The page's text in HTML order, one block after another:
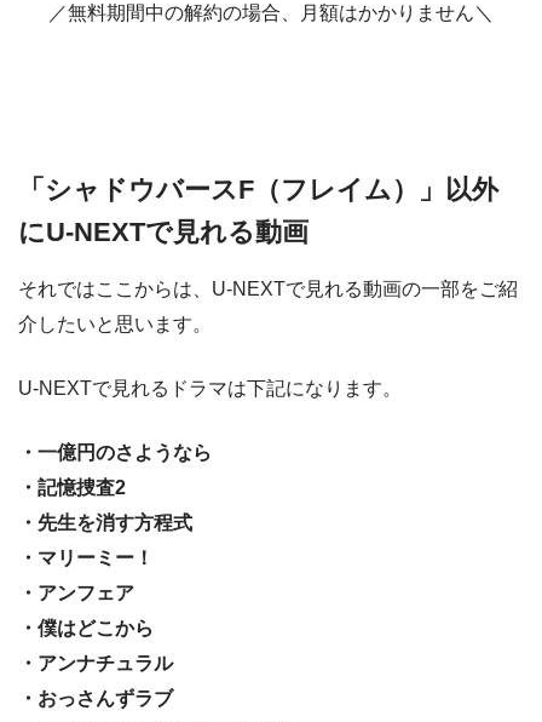
／無料期間中の解約の場合、月額はかかりません＼
「シャドウバースF（フレイム）」以外
にU-NEXTで見れる動画
それではここからは、U-NEXTで見れる動画の一部をご紹
介したいと思います。
U-NEXTで見れるドラマは下記になります。
・一億円のさようなら
・記憶捜査2
・先生を消す方程式
・マリーミー！
・アンフェア
・僕はどこから
・アンナチュラル
・おっさんずラブ